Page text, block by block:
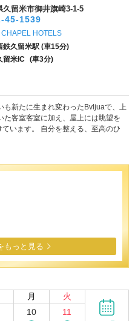
久留米市御井旗崎3-1-5
45-1539
HOTELS
鉄久留米駅 (車15分)
留米IC (車3分)
も新たに生まれ変わったBvljuaで、上
た客室客室に加え、屋上には眺望を
います。 自分を整える、至高のひ
もっと見る
月 火
10 11